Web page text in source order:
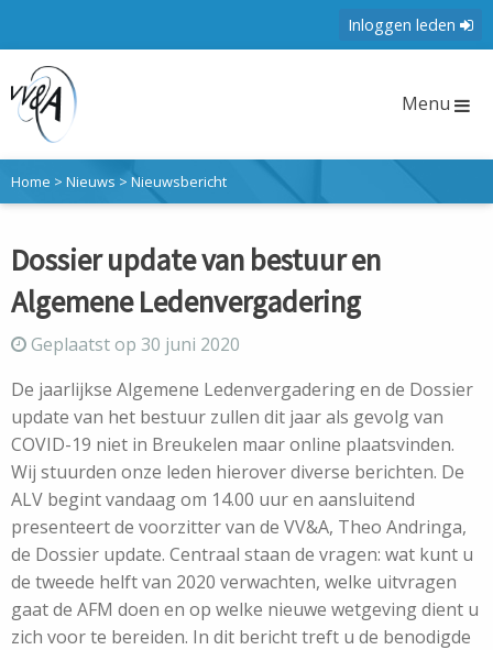
Inloggen leden
Menu
Home > Nieuws > Nieuwsbericht
Dossier update van bestuur en
Algemene Ledenvergadering
Geplaatst op 30 juni 2020
De jaarlijkse Algemene Ledenvergadering en de Dossier
update van het bestuur zullen dit jaar als gevolg van
COVID-19 niet in Breukelen maar online plaatsvinden.
Wij stuurden onze leden hierover diverse berichten. De
ALV begint vandaag om 14.00 uur en aansluitend
presenteert de voorzitter van de VV&A, Theo Andringa,
de Dossier update. Centraal staan de vragen: wat kunt u
de tweede helft van 2020 verwachten, welke uitvragen
gaat de AFM doen en op welke nieuwe wetgeving dient u
zich voor te bereiden. In dit bericht treft u de benodigde